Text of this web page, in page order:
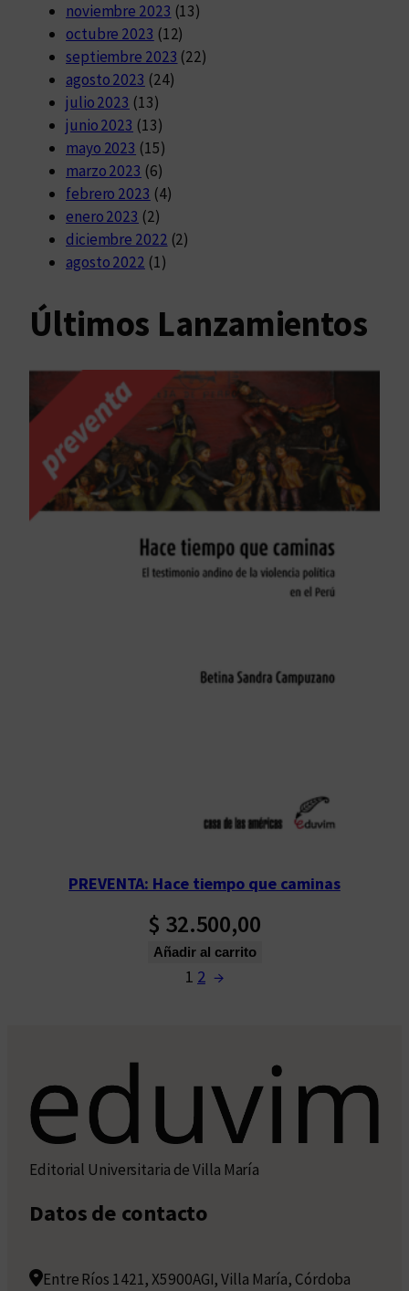
noviembre 2023 (13)
octubre 2023 (12)
septiembre 2023 (22)
agosto 2023 (24)
julio 2023 (13)
junio 2023 (13)
mayo 2023 (15)
marzo 2023 (6)
febrero 2023 (4)
enero 2023 (2)
diciembre 2022 (2)
agosto 2022 (1)
Últimos Lanzamientos
PREVENTA: Hace tiempo que caminas
$ 32.500,00
Añadir al carrito
1 2 →
Editorial Universitaria de Villa María
Datos de contacto
Entre Ríos 1421, X5900AGI, Villa María, Córdoba